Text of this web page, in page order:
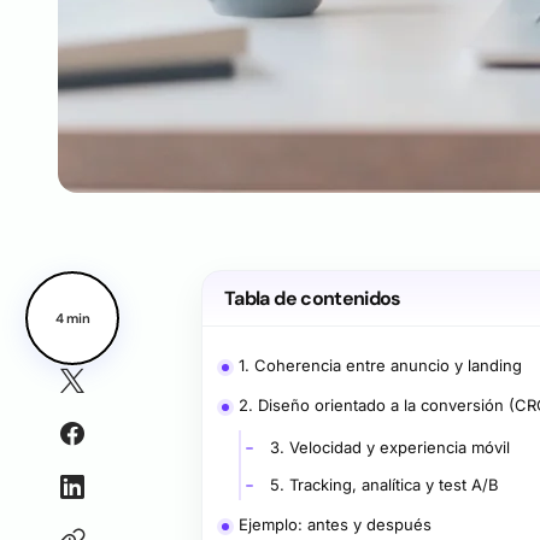
4 min
Tabla de contenidos
1. Coherencia entre anuncio y landing
2. Diseño orientado a la conversión
3. Velocidad y experiencia móvil
5. Tracking, analítica y test A/B
Ejemplo: antes y después